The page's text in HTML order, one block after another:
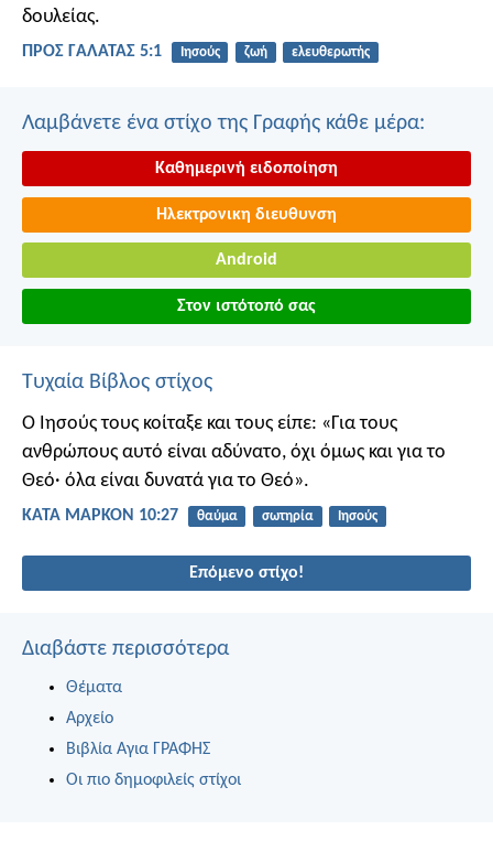
δουλείας.
ΠΡΟΣ ΓΑΛΑΤΑΣ 5:1 Ιησούς ζωή ελευθερωτής
Λαμβάνετε ένα στίχο της Γραφής κάθε μέρα:
Καθημερινή ειδοποίηση
Ηλεκτρονικη διευθυνση
Android
Στον ιστότοπό σας
Τυχαία Βίβλος στίχος
Ο Ιησούς τους κοίταξε και τους είπε: «Για τους
ανθρώπους αυτό είναι αδύνατο, όχι όμως και για το
Θεό· όλα είναι δυνατά για το Θεό».
ΚΑΤΑ ΜΑΡΚΟΝ 10:27 θαύμα σωτηρία Ιησούς
Επόμενο στίχο!
Διαβάστε περισσότερα
Θέματα
Αρχείο
Βιβλία Αγια ΓΡΑΦΗΣ
Οι πιο δημοφιλείς στίχοι